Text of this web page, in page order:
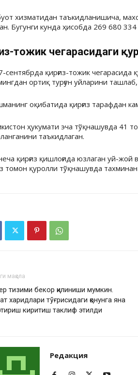
хизматидан таъкидланишича,
Бугунги кунда ҳисобда 269 680
тожик чегарасидаги
сентябрда қирғиз-тожик
ортиқ турғун уйларини
оқибатида қирғиз тарафдан
ҳукумати эча тўқнашувда 41
таъкидлаган.
қирғиз қишлоғида юзлаган уй-жой
томон қуролли тўқнашувда
мақола
тизими бекор қилиниши мумкин.
харидлари тўғрисидаги қонунга яна
киритиш таклиф этилди
Редакция